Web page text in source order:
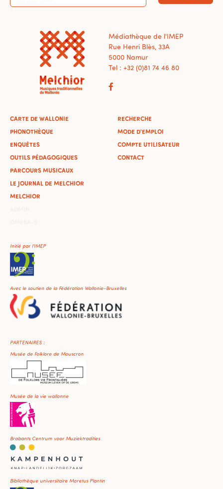
Médiathèque de l'IMEP
Rue Henri Blès, 33A
5000 Namur
Tel : +32 (0)81 74 46 80
CARTE DE WALLONIE
PHONOTHÈQUE
ENQUÊTES
OUTILS PÉDAGOGIQUES
PARCOURS MUSICAUX
LE JOURNAL DE MELCHIOR
MELCHIOR
RECHERCHE
MODE D'EMPLOI
COMPTE UTILISATEUR
CONTACT
Initié par l'IMEP
Avec le soutien de la Fédération Wallonie-Bruxelles
PARTENAIRES :
Musée de Folklore de Mouscron
Musée de la vie wallonne
Brabants Centrum voor Muziektradities
Bibliothèque universitaire Moretus Plantin